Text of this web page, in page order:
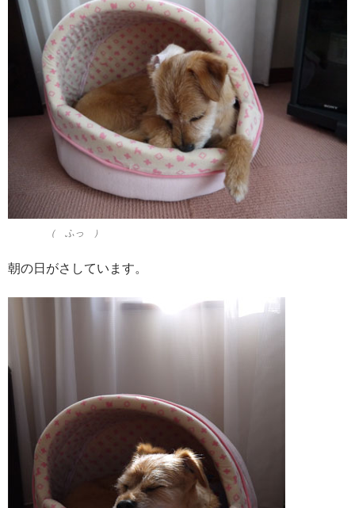
（ ふっ ）
朝の日がさしています。